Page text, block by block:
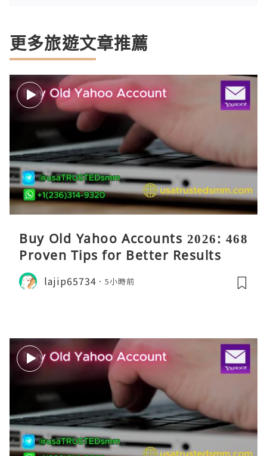
更多旅遊文章推薦
Buy Old Yahoo Accounts 2026: 468
Proven Tips for Better Results
lajip65734 5小時前